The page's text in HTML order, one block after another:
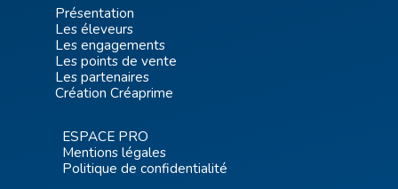
Présentation
Les éleveurs
Les engagements
Les points de vente
Les partenaires
Création Créaprime
ESPACE PRO
Mentions légales
Politique de confidentialité